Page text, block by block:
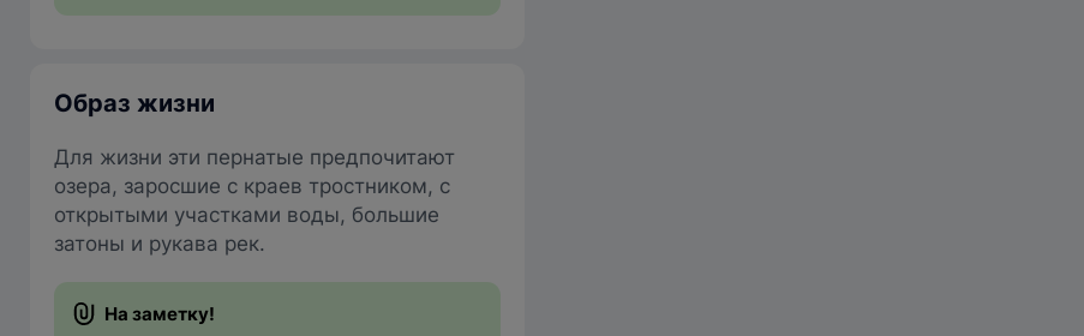
Образ жизни
Для жизни эти пернатые предпочитают
озера, заросшие с краев тростником, с
открытыми участками воды, большие
затоны и рукава рек.